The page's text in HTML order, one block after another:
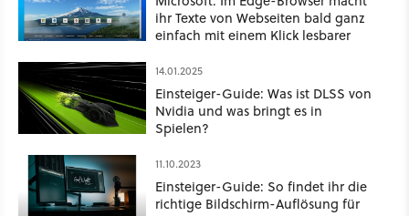
ihr Texte von Webseiten bald ganz
einfach mit einem Klick lesbarer
14.01.2025
Einsteiger-Guide: Was ist DLSS von
Nvidia und was bringt es in
Spielen?
11.10.2023
Einsteiger-Guide: So findet ihr die
richtige Bildschirm-Auflösung für